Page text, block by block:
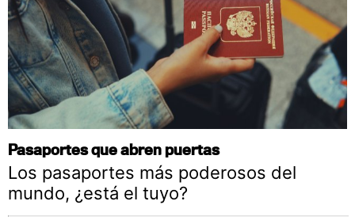
Pasaportes que abren puertas
Los pasaportes más poderosos del
mundo, ¿está el tuyo?